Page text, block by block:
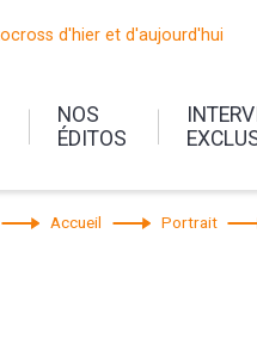
d'hier et d'aujourd'hui
NOS
ÉDITOS
Accueil Portrait